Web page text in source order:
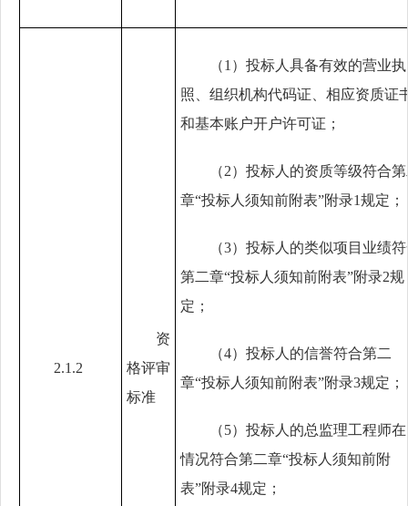
2.1.2
资
格评审
标准
（1 ）投标人具备有效的营业执
照、组织机构代码证、相应资质证
和基本账户开户许可证；
（2）投标人的资质等级符合
章“投标人须知前附表”附录1规定；
（3）投标人的类似项目业绩
第二章“投标人须知前附表”附录2规
定；
（4）投标人的信誉符合第二
章“投标人须知前附表”附录3规定；
（5）投标人的总监理工程师
情况符合第二章“投标人须知前附
表”附录4规定；